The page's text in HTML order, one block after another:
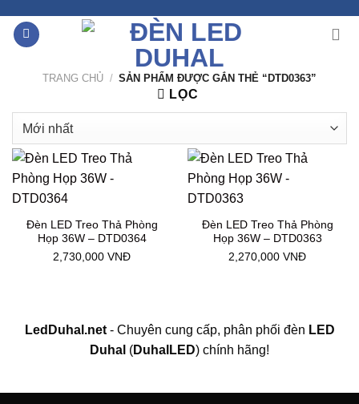
đến
TRANG CHỦ / SẢN PHẨM ĐƯỢC GẮN THẺ “DTD0363”
LỌC
Đèn LED Treo Thả Phòng
Họp 36W – DTD0364
2,730,000 VNĐ
Đèn LED Treo Thả Phòng
Họp 36W – DTD0363
2,270,000 VNĐ
LedDuhal.net- Chuyên cung cấp, phân phối đèn LED
Duhal (DuhalLED) chính hãng!